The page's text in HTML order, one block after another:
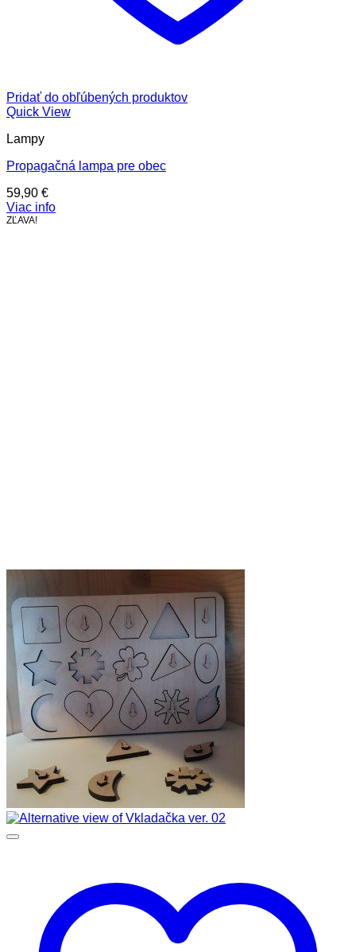
Pridať do obľúbených produktov
Quick View
Lampy
Propagačná lampa pre obec
59,90 €
Viac info
ZĽAVA!